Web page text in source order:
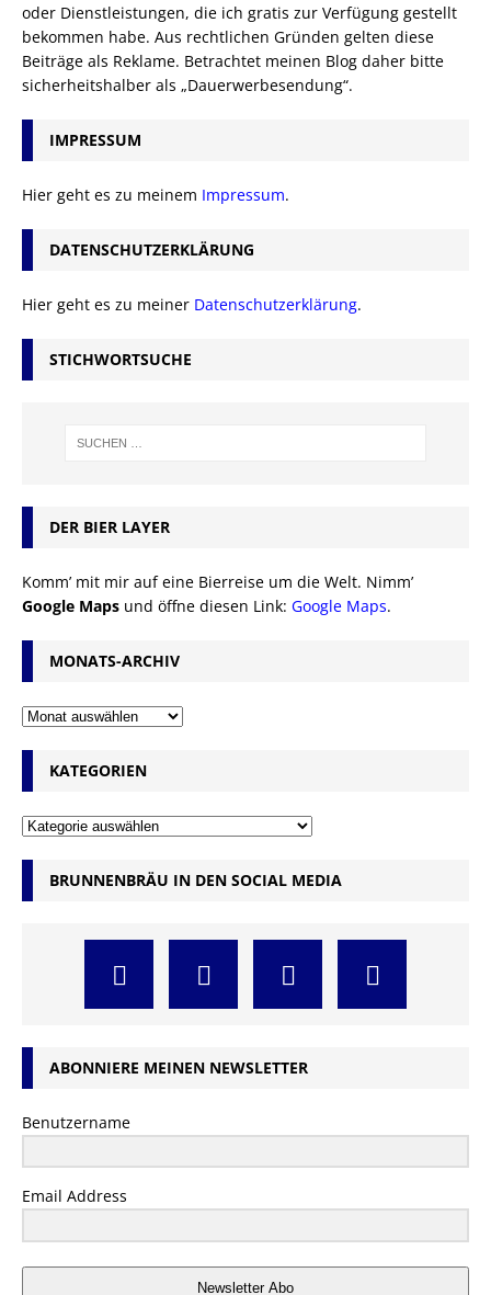
oder Dienstleistungen, die ich gratis zur Verfügung gestellt
bekommen habe. Aus rechtlichen Gründen gelten diese
Beiträge als Reklame. Betrachtet meinen Blog daher bitte
sicherheitshalber als „Dauerwerbesendung“.
IMPRESSUM
Hier geht es zu meinem Impressum.
DATENSCHUTZERKLÄRUNG
Hier geht es zu meiner Datenschutzerklärung.
STICHWORTSUCHE
DER BIER LAYER
Komm’ mit mir auf eine Bierreise um die Welt. Nimm’
Google Maps und öffne diesen Link: Google Maps.
MONATS-ARCHIV
KATEGORIEN
BRUNNENBRÄU IN DEN SOCIAL MEDIA
ABONNIERE MEINEN NEWSLETTER
Benutzername
Email Address
Newsletter Abo